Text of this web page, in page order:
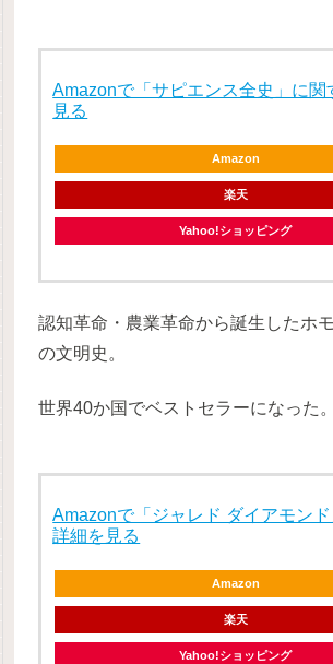
Amazonで「サピエンス全史」に関
見る
Amazon
楽天
Yahoo!ショッピング
認知革命・農業革命から誕生したホ
の文明史。
世界40か国でベストセラーになった。
Amazonで「ジャレド ダイアモン
詳細を見る
Amazon
楽天
Yahoo!ショッピング